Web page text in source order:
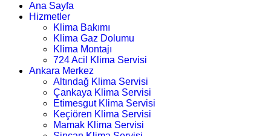
Ana Sayfa
Hizmetler
Klima Bakımı
Klima Gaz Dolumu
Klima Montajı
724 Acil Klima Servisi
Ankara Merkez
Altındağ Klima Servisi
Çankaya Klima Servisi
Etimesgut Klima Servisi
Keçiören Klima Servisi
Mamak Klima Servisi